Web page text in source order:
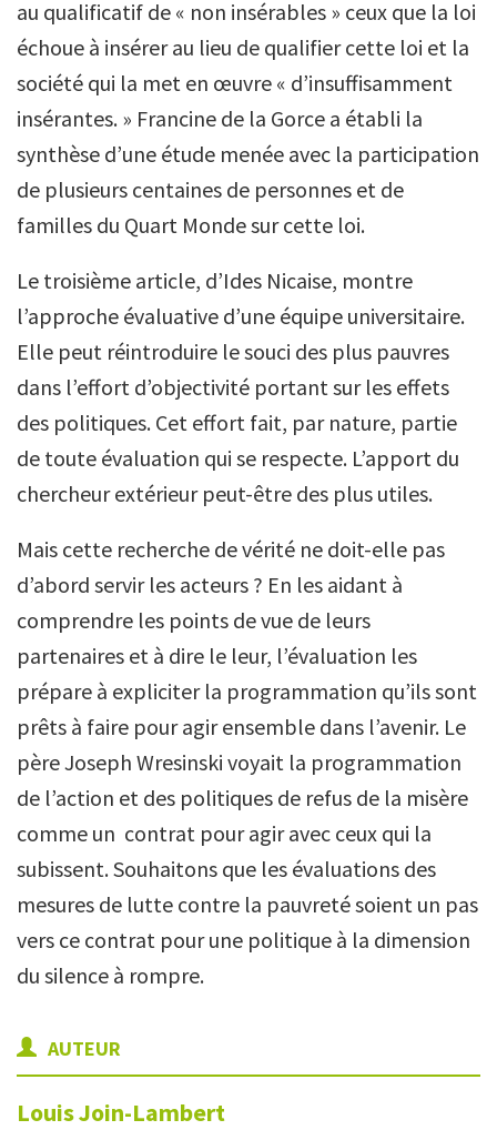
au qualificatif de « non insérables » ceux que la loi
échoue à insérer au lieu de qualifier cette loi et la
société qui la met en œuvre « d’insuffisamment
insérantes. » Francine de la Gorce a établi la
synthèse d’une étude menée avec la participation
de plusieurs centaines de personnes et de
familles du Quart Monde sur cette loi.
Le troisième article, d’Ides Nicaise, montre
l’approche évaluative d’une équipe universitaire.
Elle peut réintroduire le souci des plus pauvres
dans l’effort d’objectivité portant sur les effets
des politiques. Cet effort fait, par nature, partie
de toute évaluation qui se respecte. L’apport du
chercheur extérieur peut-être des plus utiles.
Mais cette recherche de vérité ne doit-elle pas
d’abord servir les acteurs ? En les aidant à
comprendre les points de vue de leurs
partenaires et à dire le leur, l’évaluation les
prépare à expliciter la programmation qu’ils sont
prêts à faire pour agir ensemble dans l’avenir. Le
père Joseph Wresinski voyait la programmation
de l’action et des politiques de refus de la misère
comme un contrat pour agir avec ceux qui la
subissent. Souhaitons que les évaluations des
mesures de lutte contre la pauvreté soient un pas
vers ce contrat pour une politique à la dimension
du silence à rompre.
AUTEUR
LouisJoin-Lambert